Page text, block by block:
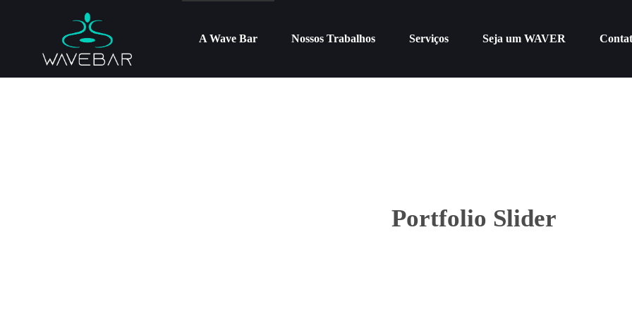
A Wave Bar Nossos Trabalhos Serviços Seja um WAVER
Portfolio Slider